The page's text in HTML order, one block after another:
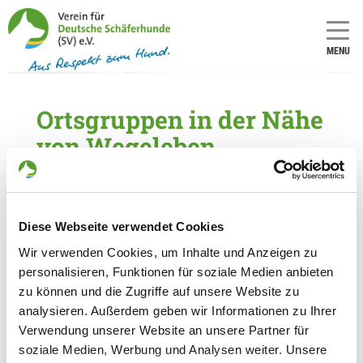
Diese Webseite verwendet Cookies
Wir verwenden Cookies, um Inhalte und Anzeigen zu
personalisieren, Funktionen für soziale Medien anbieten
zu können und die Zugriffe auf unsere Website zu
analysieren. Außerdem geben wir Informationen zu Ihrer
Verwendung unserer Website an unsere Partner für
soziale Medien, Werbung und Analysen weiter. Unsere
MENU
Ortsgruppen in der Nähe
von Wegeleben
5 Ortsgruppen im Umkreis von 20 km gefunden
OG - Weddersleben
Details
06502 Weddersleben
OG - Nachterstedt
Haldenstr.
06469 Stadt Seeland-Nachterstedt